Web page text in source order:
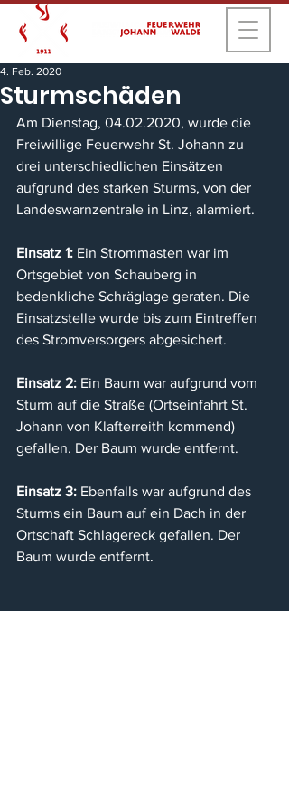
Sturmschäden
4. Feb. 2020
Am Dienstag, 04.02.2020, wurde die
Freiwillige Feuerwehr St. Johann zu
drei unterschiedlichen Einsätzen
aufgrund des starken Sturms, von der
Landeswarnzentrale in Linz, alarmiert.
Einsatz 1: Ein Strommasten war im
Ortsgebiet von Schauberg in
bedenkliche Schräglage geraten. Die
Einsatzstelle wurde bis zum Eintreffen
des Stromversorgers abgesichert.
Einsatz 2: Ein Baum war aufgrund vom
Sturm auf die Straße (Ortseinfahrt St.
Johann von Klafterreith kommend)
gefallen. Der Baum wurde entfernt.
Einsatz 3: Ebenfalls war aufgrund des
Sturms ein Baum auf ein Dach in der
Ortschaft Schlagereck gefallen. Der
Baum wurde entfernt.